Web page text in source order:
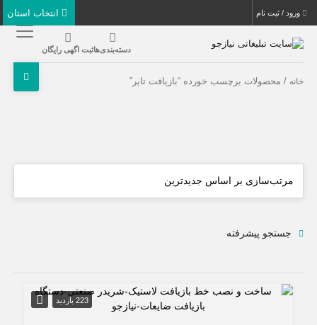
ورود / ثبت نام
دسته‌بندی‌هاثبت اگهی رایگان
خانه / محصولات برچسب خورده “بازیافت تایر”
جستجو پیشرفته
223 بازدید